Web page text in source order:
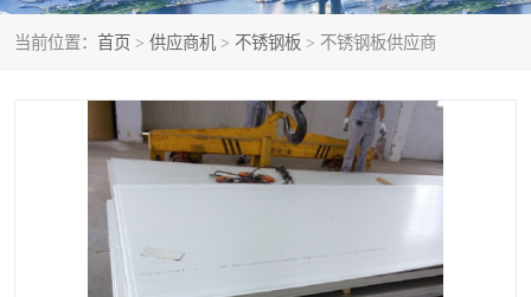
当前位置： 首页 > 供应商机 > 不锈钢板 > 不锈钢板供应商
不锈钢角钢 不锈钢加工
不锈钢板 不锈钢工业方管
不锈钢封头 不锈钢法兰
不锈钢阀门
不锈钢扁钢